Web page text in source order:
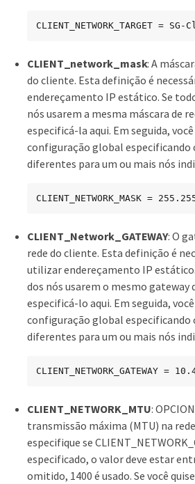
CLIENT_NETWORK_TARGET =
CLIENT_network_mask: A
do cliente. Esta definição é
endereçamento IP estático. Se
nós usarem a mesma máscara de
especificá-la aqui. Em seguida,
configuração global especificando
diferentes para um ou mais nós
CLIENT_NETWORK_MASK =
CLIENT_Network_GATEWAY: O
rede do cliente. Esta definição é
utilizar endereçamento IP
dos nós usarem o mesmo gateway
especificá-lo aqui. Em seguida,
configuração global especificando
diferentes para um ou mais nós
CLIENT_NETWORK_GATEWAY =
CLIENT_NETWORK_MTU:
transmissão máxima (MTU) na
especifique se
especificado, o valor deve estar
omitido, 1400 é usado. Se você